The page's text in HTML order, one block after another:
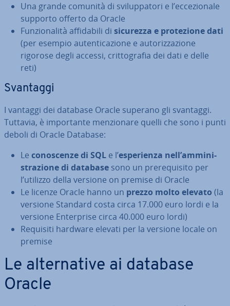
Una grande comunità di svi­lup­pa­to­ri e l’ec­ce­zio­na­le
supporto offerto da Oracle
Fun­zio­na­li­tà af­fi­da­bi­li di sicurezza e pro­te­zio­ne dati
(per esempio au­ten­ti­ca­zio­ne e au­to­riz­za­zio­ne
rigorose degli accessi, crit­to­gra­fia dei dati e delle
reti)
Svantaggi
I vantaggi dei database Oracle superano gli svantaggi.
Tuttavia, è im­por­tan­te men­zio­na­re quelli che sono i punti
deboli di Oracle Database:
Le co­no­scen­ze di SQL e l’espe­rien­za nell’am­mi­ni­
stra­zio­ne di database sono un pre­re­qui­si­to per
l’utilizzo della versione on premise di Oracle
Le licenze Oracle hanno un prezzo molto elevato (la
versione Standard costa circa 17.000 euro lordi e la
versione En­ter­pri­se circa 40.000 euro lordi)
Requisiti hardware elevati per la versione locale on
premise
Le al­ter­na­ti­ve ai database
Oracle